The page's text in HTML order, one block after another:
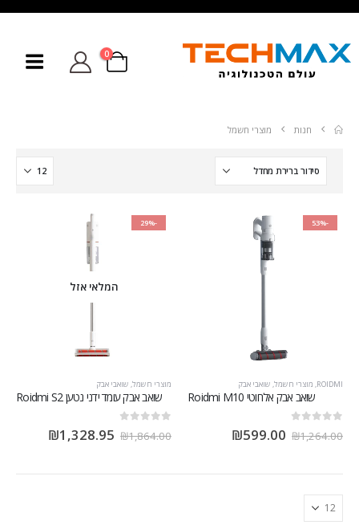
0
חנות מוצרי חשמל
-53%
ROIDMI
, מוצרי חשמל, שואבי אבק
שואב אבק אלחוטי Roidmi M10
₪1,264.00
₪599.00
-29%
המלאי אזל
מוצרי חשמל, שואבי אבק
‏שואב אבק עומד ידני נטען Roidmi S2
₪1,864.00
₪1,328.95